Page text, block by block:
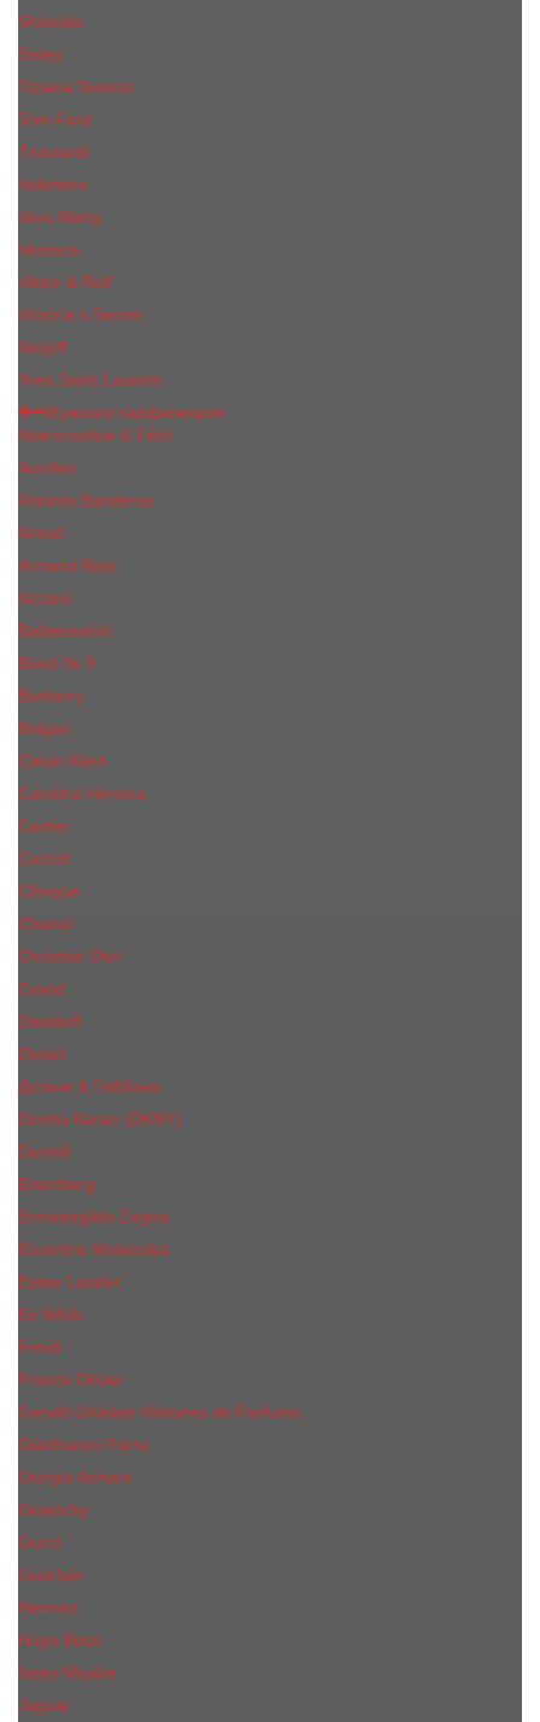
Shiseido
Sisley
Tiziana Terenzi
Tom Ford
Trussardi
Valentino
Vera Wang
Versace
Viktor & Rolf
Victoria s Secret
Xerjoff
Yves Saint Laurent
Мужская парфюмерия
Abercrombie & Fitch
Annifen
Antonio Banderas
Armaf
Armand Basi
Azzaro
Baldessarini
Bond № 9
Burberry
Bvlgari
Calvin Klein
Carolina Herrera
Cartier
Cerruti
Сliniquе
Chanel
Christian Dior
Creed
Davidoff
Diesel
Дольче & Габбана
Donna Karan (DKNY)
Dunhill
Eisenberg
Ermenegildo Zegna
Escentric Molecules
Еsteе Lаudеr
Ex Nihilo
Fendi
Franck Olivier
Gerald Ghislain Histoires de Parfums
Gianfranco Ferre
Giorgio Armani
Givenchy
Gucci
Guerlain
Hermes
Hugo Boss
Issey Miyake
Jaguar